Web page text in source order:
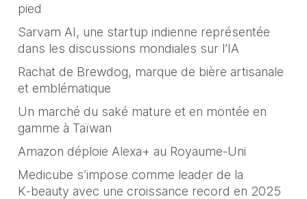
pied
Sarvam AI, une startup indienne représentée
dans les discussions mondiales sur l’IA
Rachat de Brewdog, marque de bière artisanale
et emblématique
Un marché du saké mature et en montée en
gamme à Taïwan
Amazon déploie Alexa+ au Royaume-Uni
Medicube s’impose comme leader de la
K‑beauty avec une croissance record en 2025